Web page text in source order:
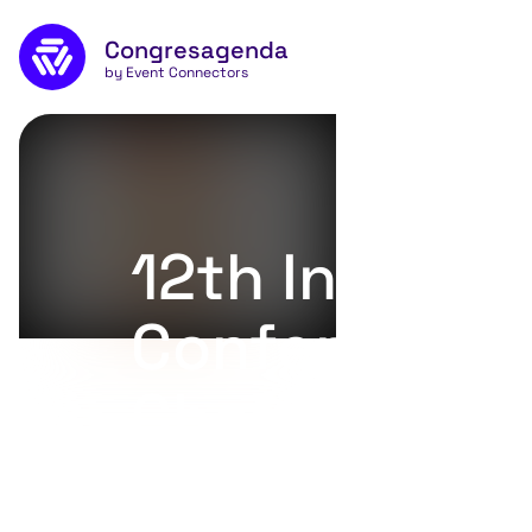
Naar de inhoud
Congresagenda
by Event Connectors
12th
Conference